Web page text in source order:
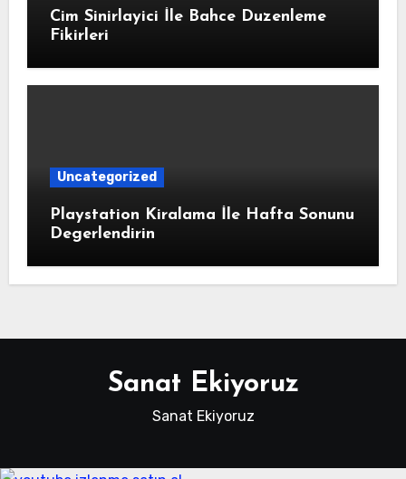
Cim Sinirlayici İle Bahce Duzenleme
Fikirleri
Uncategorized
Playstation Kiralama İle Hafta Sonunu
Degerlendirin
Sanat Ekiyoruz
Sanat Ekiyoruz